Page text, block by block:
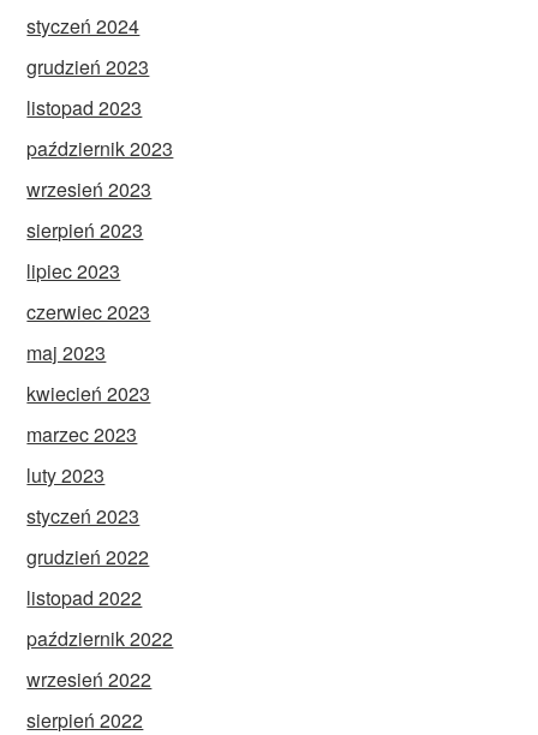
styczeń 2024
grudzień 2023
listopad 2023
październik 2023
wrzesień 2023
sierpień 2023
lipiec 2023
czerwiec 2023
maj 2023
kwiecień 2023
marzec 2023
luty 2023
styczeń 2023
grudzień 2022
listopad 2022
październik 2022
wrzesień 2022
sierpień 2022